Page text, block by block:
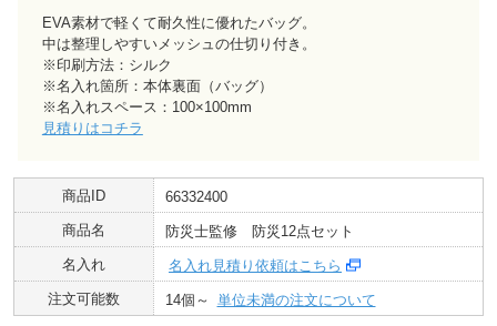
EVA素材で軽くて耐久性に優れたバッグ。
中は整理しやすいメッシュの仕切り付き。
※印刷方法：シルク
※名入れ箇所：本体裏面（バッグ）
※名入れスペース：100×100mm
見積りはコチラ
商品ID
66332400
商品名
防災士監修 防災12点セット
名入れ
名入れ見積り依頼はこちら
注文可能数
14個～ 単位未満の注文について